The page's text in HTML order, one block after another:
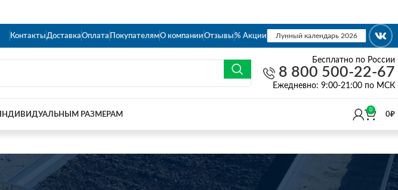
Контакты ДоставкаОплата ПокупателямО компанииОтзывы% Акции Лунный календарь 2026
Бесплатно по России
8 800 500-22-67
Eжедневно: 9:00-21:00 по МСК
РАЗМЕРАМ
0
0₽